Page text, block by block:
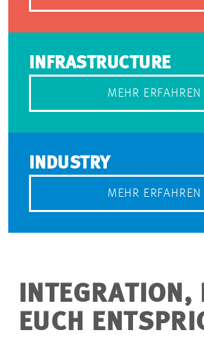
INFRASTRUCTURE
MEHR ERFAHREN
INDUSTRY
MEHR ERFAHREN
INTEGRATION,
EUCH